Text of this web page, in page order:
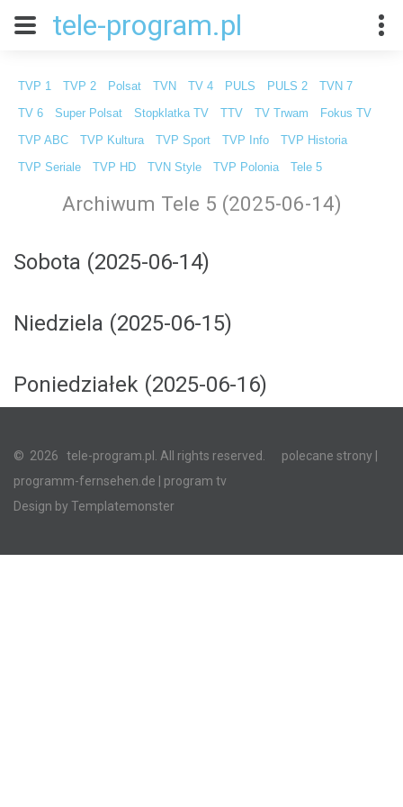
tele-program.pl
TVP 1 TVP 2 Polsat TVN TV 4 PULS PULS 2 TVN 7
TV 6 Super Polsat Stopklatka TV TTV TV Trwam Fokus TV
TVP ABC TVP Kultura TVP Sport TVP Info TVP Historia
TVP Seriale TVP HD TVN Style TVP Polonia Tele 5
Archiwum Tele 5 (2025-06-14)
Sobota (2025-06-14)
Niedziela (2025-06-15)
Poniedziałek (2025-06-16)
© 2026 tele-program.pl. All rights reserved. polecane strony
programm-fernsehen.de | program tv
Design by Templatemonster